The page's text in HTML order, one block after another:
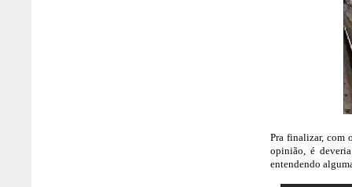
Pra finalizar, com
opinião, é
entendendo